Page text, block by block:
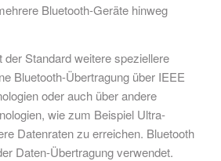
Bluetooth-Geräte hinweg
der Standard weitere speziellere
Bluetooth-Übertragung über IEEE
oder auch über andere
wie zum Beispiel Ultra-
Datenraten zu erreichen. Bluetooth
Daten-Übertragung verwendet.